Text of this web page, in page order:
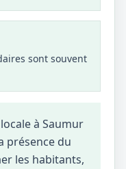
sont souvent
à Saumur
présence du
les habitants,